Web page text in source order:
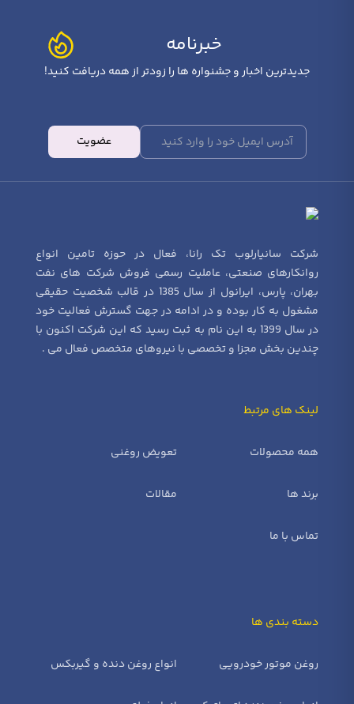
خبرنامه
جدیدترین اخبار و جشنواره ها را زودتر از همه دریافت کنید!
عضویت
شرکت سانیارلوب تک رانا، فعال در حوزه تامین انواع
روانکارهای صنعتی، عاملیت رسمی فروش شرکت های نفت
بهران، پارس، ایرانول از سال 1385 در قالب شخصیت حقیقی
مشغول به کار بوده و در ادامه در جهت گسترش فعالیت خود
در سال 1399 به این نام به ثبت رسید که این شرکت اکنون با
چندین بخش مجزا و تخصصی با نیروهای متخصص فعال می .
لینک های مرتبط
همه محصولات تعویض روغنی
برند ها مقالات
تماس با ما
دسته بندی ها
روغن موتور خودرویی انواع روغن دنده و گیربکس